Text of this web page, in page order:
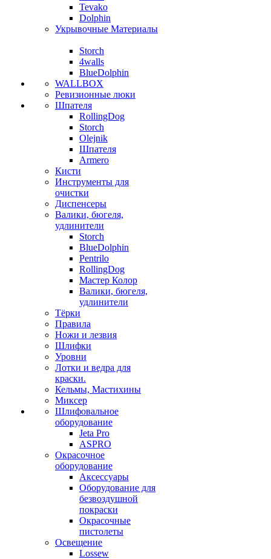
Tevako
Dolphin
Укрывочные Материалы
Storch
4walls
BlueDolphin
WALLBOX
Ревизионные люки
Шпателя
RollingDog
Storch
Olejnik
Шпателя
Armero
Кисти
Инструменты для
очистки
Диспенсеры
Валики, бюгеля,
удлинители
Storch
BlueDolphin
Pentrilo
RollingDog
Мастер Колор
Валики, бюгеля,
удлинители
Тёрки
Правила
Ножи и лезвия
Шлифки
Уровни
Лотки и ведра для
краски.
Кельмы, Мастихины
Миксер
Шлифовальное
оборудование
Jeta Pro
ASPRO
Окрасочное
оборудование
Аксессуары
Оборудование для
безвоздушной
покраски
Окрасочные
пистолеты
Освещение
Lossew